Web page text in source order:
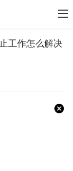
工作怎么解决